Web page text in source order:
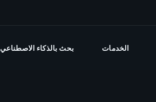
الخدمات بحث بالذكاء الاصطناعي